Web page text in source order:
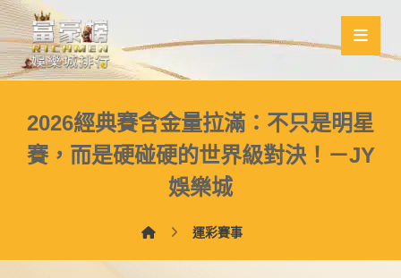
2026經典賽含金量拉滿：不只是明星
賽，而是硬碰硬的世界級對決！－JY
娛樂城
運彩賽事